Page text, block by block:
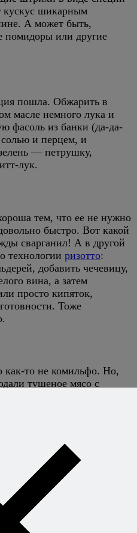
кускус шикарным
А может быть,
помидоры или другие
пошла. Обжарить в
масле немного лука и
фасоль из банки (да-да-
и перцем, и
— петрушку,
лук.
тем, что ее не нужно
быстро. Вот какой
сварганил! А в другой
технологии ризотто:
добавить чечевицу,
вина, а затем
просто кипяток,
Тоже
то не комильфо. Но,
тушеное мясо с
множество прекрасных
репа, да и
и вкусны,
технологии пюре или